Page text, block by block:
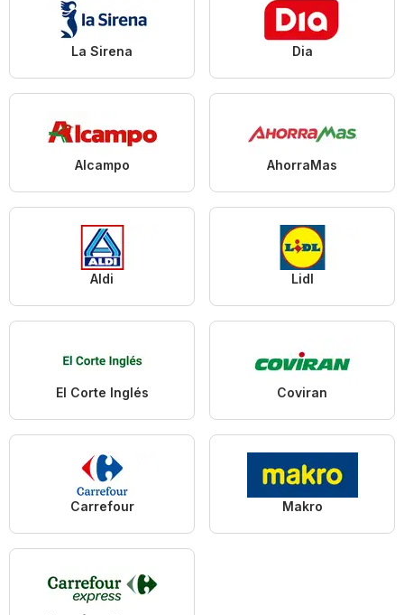
La Sirena Dia
Alcampo AhorraMas
Aldi Lidl
El Corte Inglés Coviran
Carrefour Makro